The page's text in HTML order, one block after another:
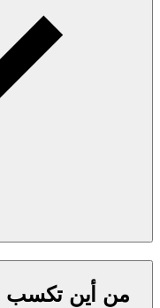
من أين تكسب